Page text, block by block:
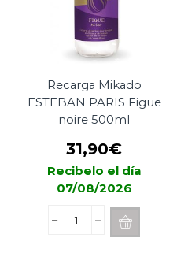
Recarga Mikado
ESTEBAN PARIS Figue
noire 500ml
31,90€
Recibelo el día
07/08/2026
Recarga
Mikado